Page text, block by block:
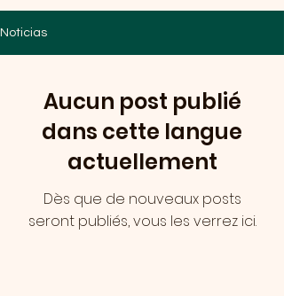
Noticias
Aucun post publié
dans cette langue
actuellement
Dès que de nouveaux posts
seront publiés, vous les verrez ici.